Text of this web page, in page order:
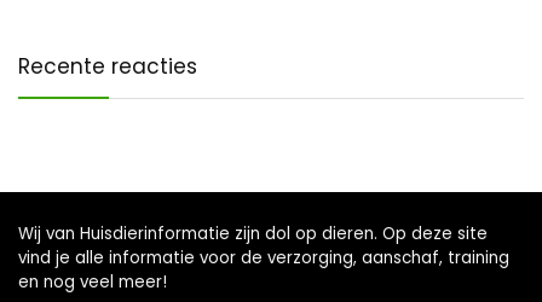
Recente reacties
Wij van Huisdierinformatie zijn dol op dieren. Op deze site
vind je alle informatie voor de verzorging, aanschaf, training
en nog veel meer!